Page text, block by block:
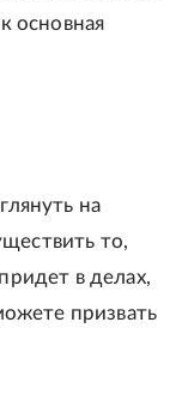
основная
на
то,
в делах,
призвать